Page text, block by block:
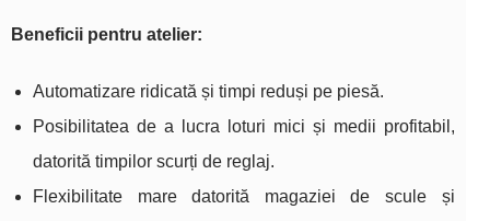
Beneficii pentru atelier:
Automatizare ridicată și timpi reduși pe piesă.
Posibilitatea de a lucra loturi mici și medii profitabil,
datorită timpilor scurți de reglaj.
Flexibilitate mare datorită magaziei de scule și